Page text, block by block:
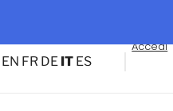
EN FR DE IT ES
Accedi